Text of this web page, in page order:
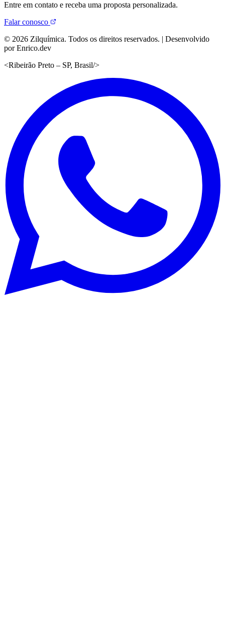
Entre em contato e receba uma proposta personalizada.
Falar conosco
© 2026 Zilquímica. Todos os direitos reservados. | Desenvolvido
por Enrico.dev
<Ribeirão Preto – SP, Brasil/>